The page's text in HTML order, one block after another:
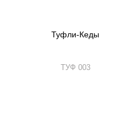
Туфли-Кеды
ТУФ 003